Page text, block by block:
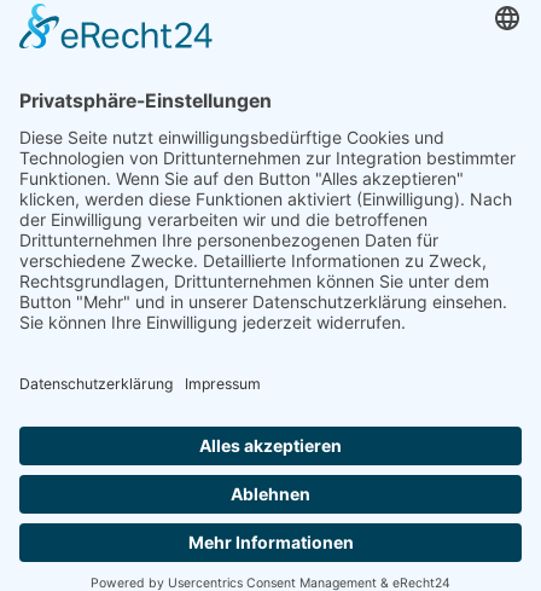
Kunst & Kultur
Investigativ
Unterstützen
Ihr könnt uns bei der Arbeit unterstützen, Artikel einreichen,
Abonnenten sein, Werbung schalten oder Kooperationspartner
werden.
Diese Arbeit ist nur durch eure Unterstützung möglich.
© 2023-2026 itidal – Alle Rechte vorbehalten itidal. | OI